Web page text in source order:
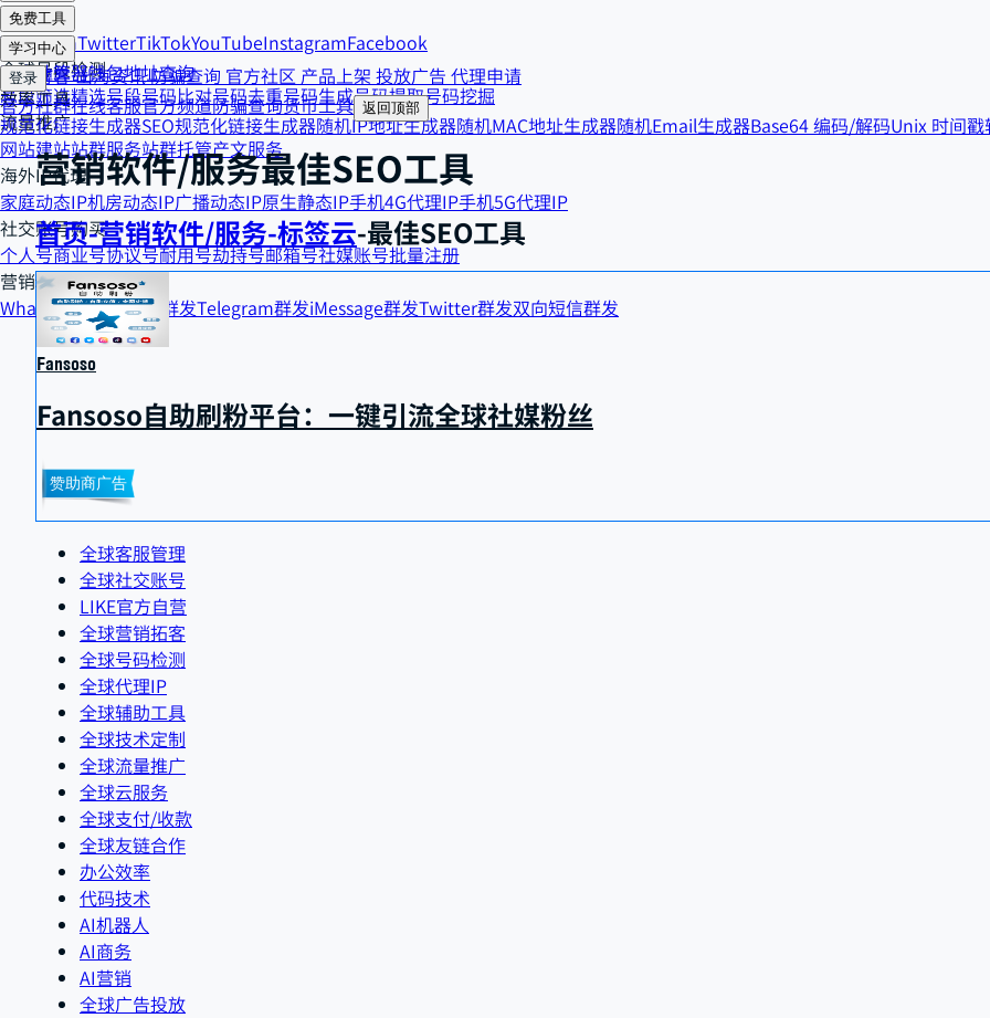
自助刷粉
TelegramTwitterTikTokYouTubeInstagramFacebook
全球号段检测
号段筛选精选号段号码比对号码去重号码生成号码提取号码挖掘
流量推广
网站建站站群服务站群托管产文服务
海外IP代理
家庭动态IP机房动态IP广播动态IP原生静态IP手机4G代理IP手机5G代理IP
社交账号购买
个人号商业号协议号耐用号劫持号邮箱号社媒账号批量注册
营销精准触达
WhatsApp群发Viber群发Telegram群发iMessage群发Twitter群发双向短信群发
免费工具
货币工具
汇率计算器钱包地址查询
效率工具
规范化链接生成器SEO规范化链接生成器随机IP地址生成器随机MAC地址生成器随机Email生成器Base64 编码/解码Unix 时间戳
学习中心
精选博客出海资讯防骗查询 官方社区 产品上架 投放广告 代理申请
登录
官方社群在线客服官方频道防骗查询货币工具 返回顶部
营销软件/服务最佳SEO工具
首页-营销软件/服务-标签云-最佳SEO工具
Fansoso
Fansoso自助刷粉平台：一键引流全球社媒粉丝
全球客服管理
全球社交账号
LIKE官方自营
全球营销拓客
全球号码检测
全球代理IP
全球辅助工具
全球技术定制
全球流量推广
全球云服务
全球支付/收款
全球友链合作
办公效率
代码技术
AI机器人
AI商务
AI营销
全球广告投放